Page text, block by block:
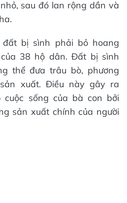
sau đó lan rộng dần và
bị sình phải bỏ hoang
38 hộ dân. Đất bị sình
thể đưa trâu bò, phương
xuất. Điều này gây ra
cuộc sống của bà con bởi
sản xuất chính của người